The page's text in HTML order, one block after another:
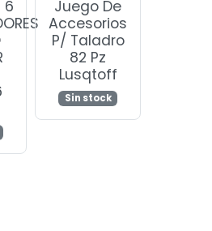
6
Juego De
Accesorios
P/ Taladro
82 Pz
Lusqtoff
Sin stock